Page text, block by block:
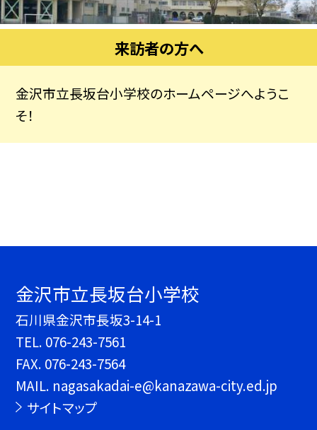
来訪者の方へ
金沢市立長坂台小学校のホームページへようこ
そ！
金沢市立長坂台小学校
石川県金沢市長坂3-14-1
TEL. 076-243-7561
FAX. 076-243-7564
MAIL. nagasakadai-e@kanazawa-city.ed.jp
サイトマップ